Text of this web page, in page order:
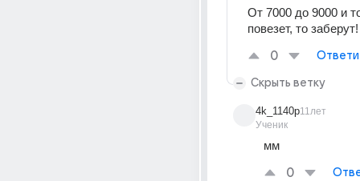
От 7000 до 9000 и
повезет, то заберут!
0
Скрыть ветку
4k_1140p
Ученик
11лет
мм
0